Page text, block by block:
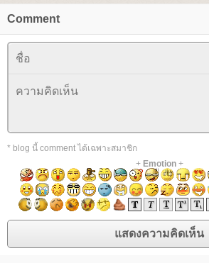
Comment
* blog นี้ comment ได้เฉพาะสมาชิก
+ Emotion+